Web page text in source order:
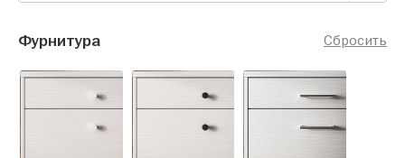
Сбросить
Фурнитура